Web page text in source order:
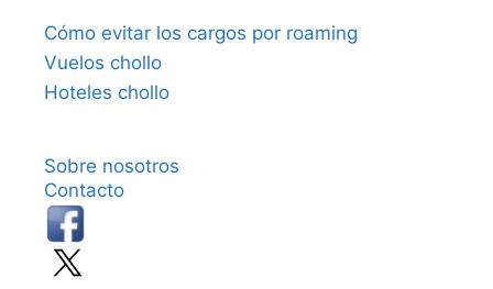
Cómo evitar los cargos por roaming
Vuelos chollo
Hoteles chollo
Sobre nosotros
Contacto